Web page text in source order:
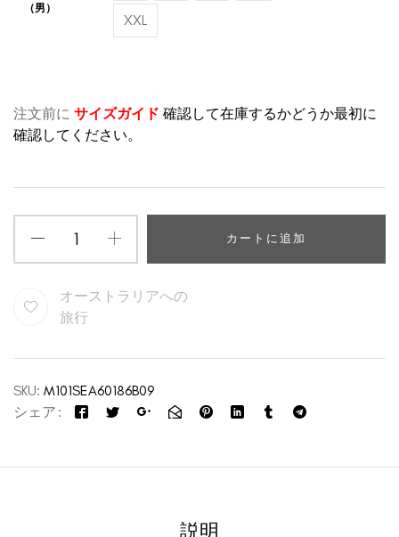
（男）
XXL
注文前に サイズガイド 確認して在庫するかどうか最初に
確認してください。
カートに追加
オーストラリアへの
旅行
SKU: M101SEA60186B09
シェア
説明